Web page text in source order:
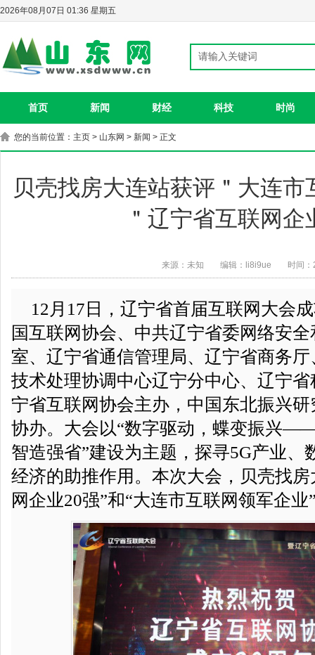
2026年08月07日 01:36 星期五
首页 新闻 财经 科技 时尚
您的当前位置： 主页 > 山东网 > 新闻 > 正文
贝壳找房大连站获评＂大连
＂辽宁省互联网企
来源：未知 编辑：li8i9ue 时间
12月17日，辽宁省首届互联网大会
国互联网协会、中共辽宁省委网络安
室、辽宁省通信管理局、辽宁省商务
技术处理协调中心辽宁分中心、辽宁
宁省互联网协会主办，中国东北振兴
协办。大会以“数字驱动，蝶变振兴
智造强省”建设为主题，探寻5G产业、
经济的助推作用。本次大会，贝壳找
网企业20强”和“大连市互联网领军企业